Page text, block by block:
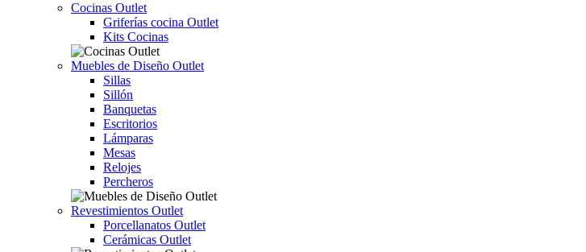
Cocinas Outlet
Griferías cocina Outlet
Kits Cocinas
Muebles de Diseño Outlet
Sillas
Sillón
Banquetas
Escritorios
Lámparas
Mesas
Relojes
Percheros
Revestimientos Outlet
Porcellanatos Outlet
Cerámicas Outlet